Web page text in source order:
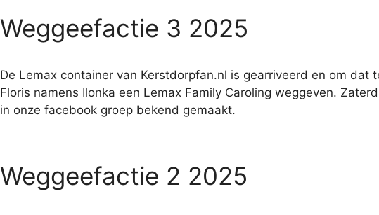
Weggeefactie 3 2025
De Lemax container van Kerstdorpfan.nl is gearriveerd en om dat
Floris namens Ilonka een Lemax Family Caroling weggeven.
in onze facebook groep bekend gemaakt.
Weggeefactie 2 2025